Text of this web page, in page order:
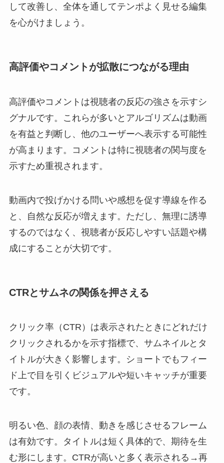
して改善し、全体を通してテンポよく見せる編集
を心がけましょう。
高評価やコメントが拡散につながる理由
高評価やコメントは視聴者の反応の強さを示すシ
グナルです。これらが多いとアルゴリズムは動画
を有益と判断し、他のユーザーへ表示する可能性
が高まります。コメントは特に視聴者の関与度を
示すため重視されます。
動画内で投げかける問いや感想を促す導線を作る
と、自然な反応が増えます。ただし、無理に誘導
するのではなく、視聴者が反応しやすい話題や構
成にすることが大切です。
CTRとサムネの関係を押さえる
クリック率（CTR）は表示されたときにどれだけ
クリックされるかを示す指標で、サムネイルとタ
イトルが大きく影響します。ショートでもフィー
ド上で目を引くビジュアルや短いキャッチが重要
です。
明るい色、顔の表情、動きを感じさせるフレーム
は有効です。タイトルは短く具体的で、期待を生
む形にします。CTRが高いと多く表示される→再